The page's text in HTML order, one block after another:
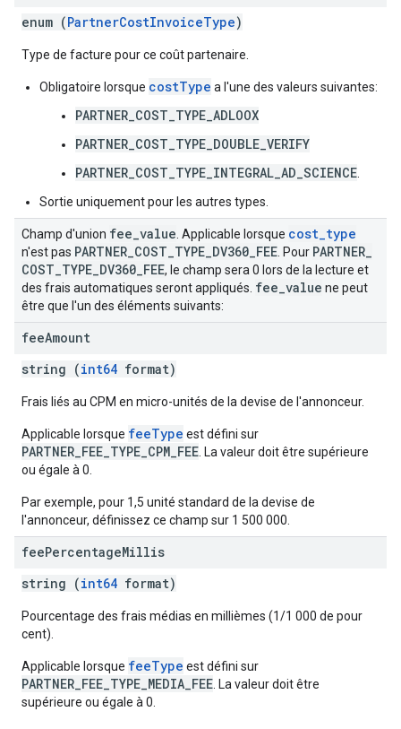
enum (PartnerCostInvoiceType)
Type de facture pour ce coût partenaire.
Obligatoire lorsque costType a l'une des valeurs suivantes:
PARTNER_COST_TYPE_ADLOOX
PARTNER_COST_TYPE_DOUBLE_VERIFY
PARTNER_COST_TYPE_INTEGRAL_AD_SCIENCE
Sortie uniquement pour les autres types.
Champ d'union fee value . Applicable lorsque cost_type
n'est pas PARTNER COST TYPE DV360 FEE . Pour PARTNER
COST TYPE DV360 FEE, le champ sera 0 lors de la lecture et
des frais automatiques seront appliqués. fee value ne peut
être que l'un des éléments suivants:
feeAmount
string (int64 format)
Frais liés au CPM en micro-unités de la devise de l'annonceur.
Applicable lorsque feeType est défini sur
PARTNER_FEE_TYPE_CPM_FEE . La valeur doit être supérieure
ou égale à 0.
Par exemple, pour 1,5 unité standard de la devise de
l'annonceur, définissez ce champ sur 1 500 000.
feePercentageMillis
string (int64 format)
Pourcentage des frais médias en millièmes (1/1 000 de pour
cent).
Applicable lorsque feeType est défini sur
PARTNER_FEE_TYPE_MEDIA_FEE . La valeur doit être
supérieure ou égale à 0.